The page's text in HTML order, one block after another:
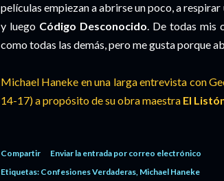
películas empiezan a abrirse un poco, a
y luego Código Desconocido. De todas mis
como todas las demás, pero me gusta porque
Michael Haneke en una larga entrevista con
14-17) a propósito de su obra maestra El
Compartir
Enviar la entrada por correo electrónico
Etiquetas: Confesiones Verdaderas Michael Haneke